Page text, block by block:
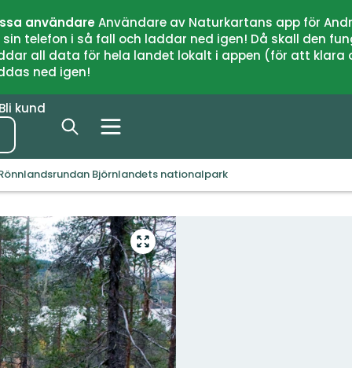
användareAnvändare av Naturkartans app för
telefon i så fall och laddar ned igen! Då skall den
all data för hela landet lokalt i appen (för att
ned igen!
kund
Björnlandets nationalpark
Gå
till
helskärmsläge